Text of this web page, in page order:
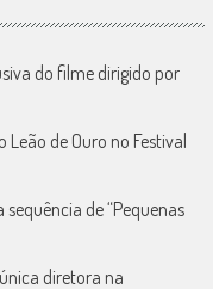
do filme dirigido por
de Ouro no Festival
de “Pequenas
diretora na